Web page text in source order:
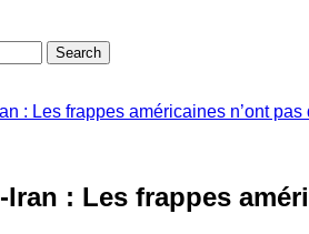
Search
: Les frappes américaines n’ont
Iran : Les frappes